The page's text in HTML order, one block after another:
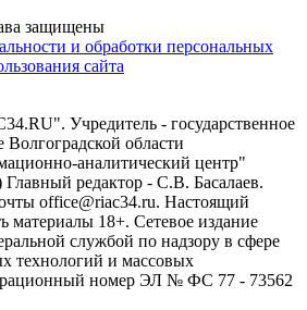
защищены
и обработки персональных
сайта
Учредитель - государственное
области
аналитический центр"
редактор - С.В. Басалаев.
office@riac34.ru. Настоящий
материалы 18+. Сетевое издание
службой по надзору в сфере
технологий и массовых
номер ЭЛ № ФС 77 - 73562